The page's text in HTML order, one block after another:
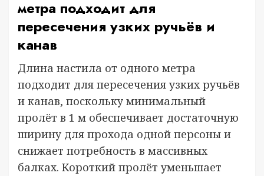
метра подходит для
пересечения узких ручьёв и
канав
Длина настила от одного метра
подходит для пересечения узких ручьёв
и канав, поскольку минимальный
пролёт в 1 м обеспечивает достаточную
ширину для прохода одной персоны и
снижает потребность в массивных
балках. Короткий пролёт уменьшает